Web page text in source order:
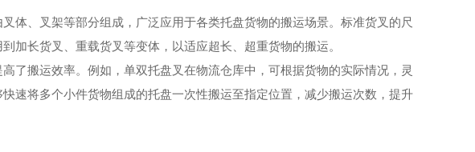
体、叉架等部分组成，广泛应用于各类托盘货物的搬运场景。标准货叉的尺
加长货叉、重载货叉等变体，以适应超长、超重货物的搬运。
了搬运效率。例如，单双托盘叉在物流仓库中，可根据货物的实际情况，灵
速将多个小件货物组成的托盘一次性搬运至指定位置，减少搬运次数，提升